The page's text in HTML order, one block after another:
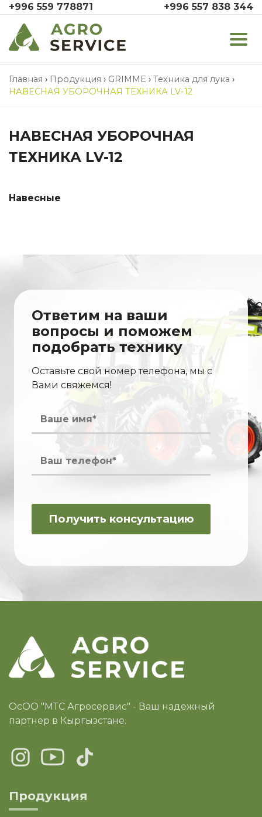
+996 559 778871 +996 557 838 344
Главная › Продукция › GRIMME › Техника для лука ›
НАВЕСНАЯ УБОРОЧНАЯ ТЕХНИКА LV-12
НАВЕСНАЯ УБОРОЧНАЯ
ТЕХНИКА LV-12
Навесные
Ответим на ваши
вопросы и поможем
подобрать технику
Оставьте свой номер телефона, мы с
Вами свяжемся!
ОсОО "МТС Агросервис" - Ваш надежный
партнер в Кыргызстане.
Продукция